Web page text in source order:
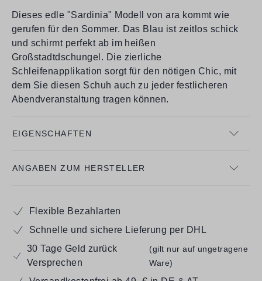
Dieses edle "Sardinia" Modell von ara kommt wie
gerufen für den Sommer. Das Blau ist zeitlos schick
und schirmt perfekt ab im heißen
Großstadtdschungel. Die zierliche
Schleifenapplikation sorgt für den nötigen Chic, mit
dem Sie diesen Schuh auch zu jeder festlicheren
Abendveranstaltung tragen können.
EIGENSCHAFTEN
ANGABEN ZUM HERSTELLER
Flexible Bezahlarten
Schnelle und sichere Lieferung per DHL
30 Tage Geld zurück
Versprechen
(gilt nur auf ungetragene
Ware)